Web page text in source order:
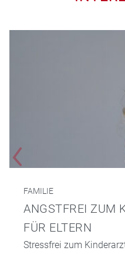
FAMILIE
ANGSTFREI ZUM
FÜR ELTERN
Stressfrei zum